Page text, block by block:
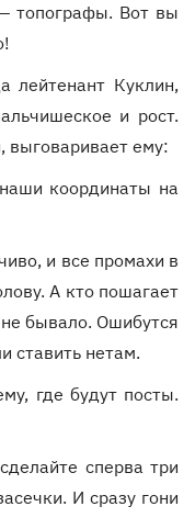
топографы. Вот вы
лейтенант Куклин,
и рост.
выговаривает ему:
координаты на
и все промахи в
А кто пошагает
бывало. Ошибутся
ставить нетам.
где будут посты.
сперва три
И сразу гони